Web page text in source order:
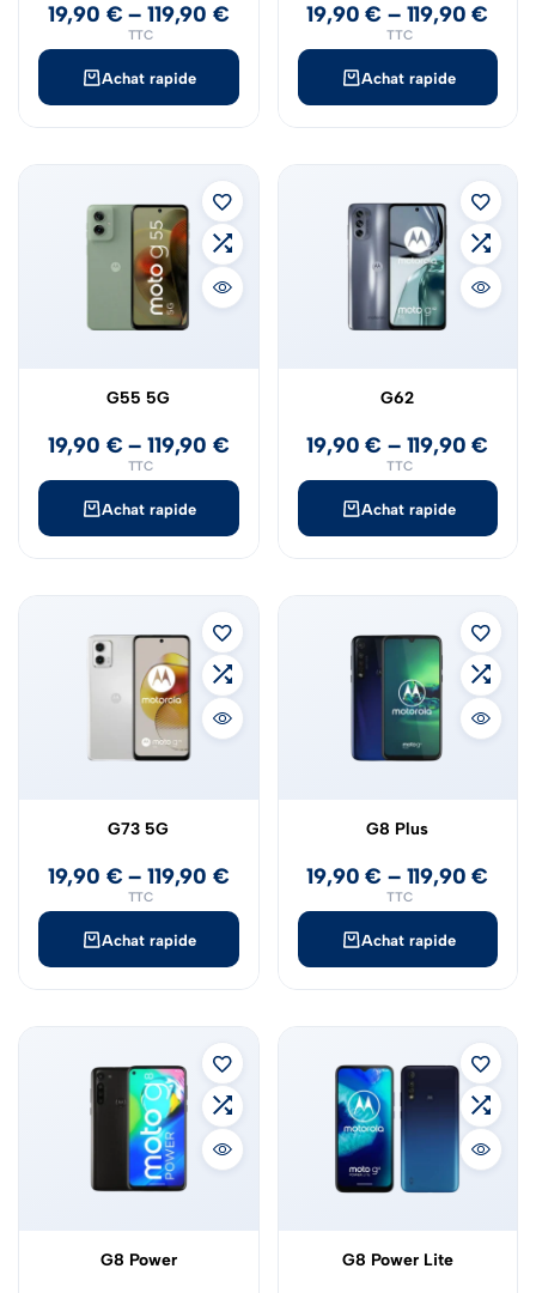
Achat rapide
19,90 € –119,90 €
TTC
Achat rapide
19,90€ – 119,90€
TTC
Achat rapide
G55 5G
19,90 € –119,90 €
TTC
Achat rapide
G62
19,90€ – 119,90€
TTC
Achat rapide
G73 5G
19,90 € –119,90 €
TTC
Achat rapide
G8 Plus
19,90€ – 119,90€
TTC
G8 Power G8 Power Lite